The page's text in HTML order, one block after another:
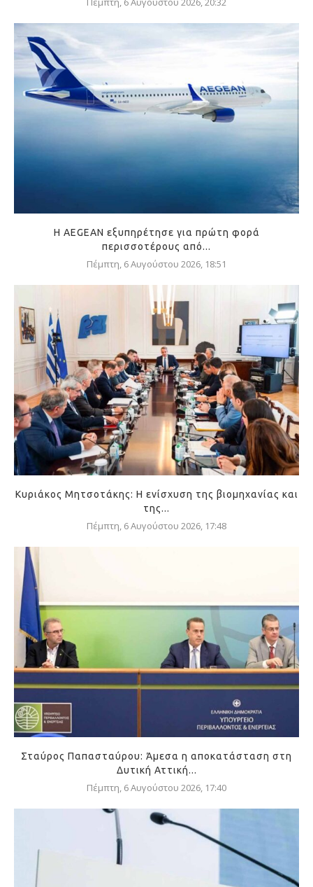
Η AEGEAN εξυπηρέτησε για πρώτη φορά
περισσοτέρους από...
Πέμπτη, 6 Αυγούστου 2026, 18:51
Κυριάκος Μητσοτάκης: Η ενίσχυση της βιομηχανίας και
της...
Πέμπτη, 6 Αυγούστου 2026, 17:48
Σταύρος Παπασταύρου: Άμεσα η αποκατάσταση στη
Δυτική Αττική...
Πέμπτη, 6 Αυγούστου 2026, 17:40